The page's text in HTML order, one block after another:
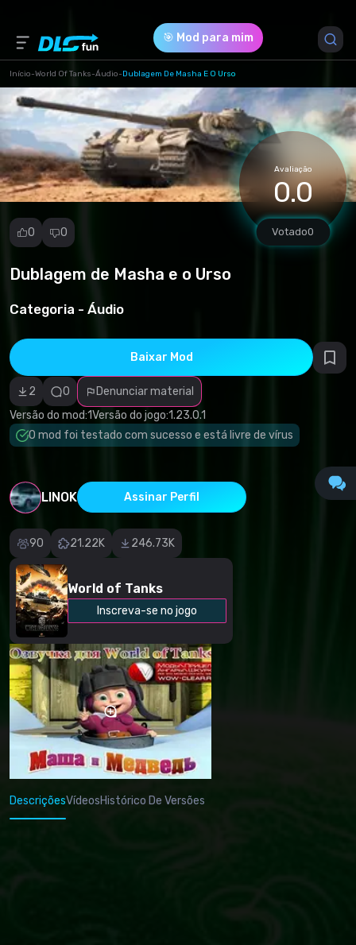
🎯 Mod para mim
Início-World Of Tanks-Áudio-Dublagem De Masha E O Urso
Avaliação
0.0
Votado0
0 0
Dublagem de Masha e o Urso
Categoria - Áudio
Baixar Mod
2 0
Denunciar material
Versão do mod:1Versão do jogo:1.23.0.1
O mod foi testado com sucesso e está livre de vírus
LINOK Assinar Perfil
90 21.22K 246.73K
World of Tanks
Inscreva-se no jogo
Denunciar
incorreta
Software
malicioso/vírus
Conteúdo não
funcional
Descrição
DescriçõesVídeosHistórico De Versões
Versão do Jogo *
1.23.0.1 (27dc549d3a16a4fefcb183f4ab8bf2d0.rar)
Download (5.24 Mb)